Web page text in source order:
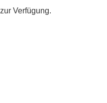
zur Verfügung.